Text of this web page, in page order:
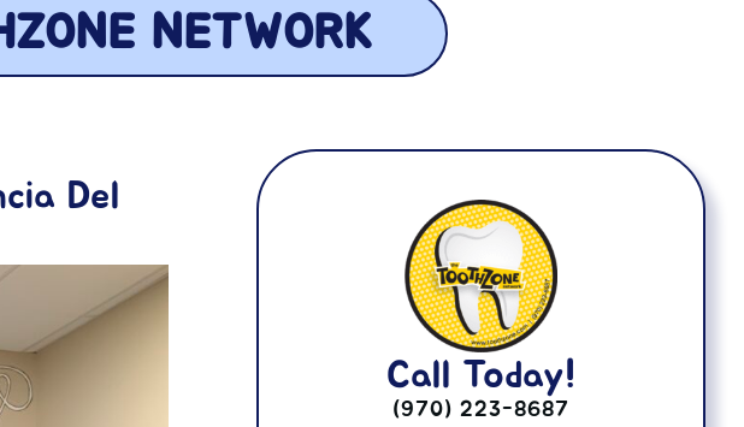
NETWORK
Del
Call Today!
(970) 223-8687